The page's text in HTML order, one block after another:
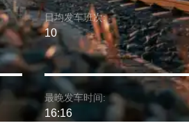
日均发车班次:
10
最晚发车时间:
16:16